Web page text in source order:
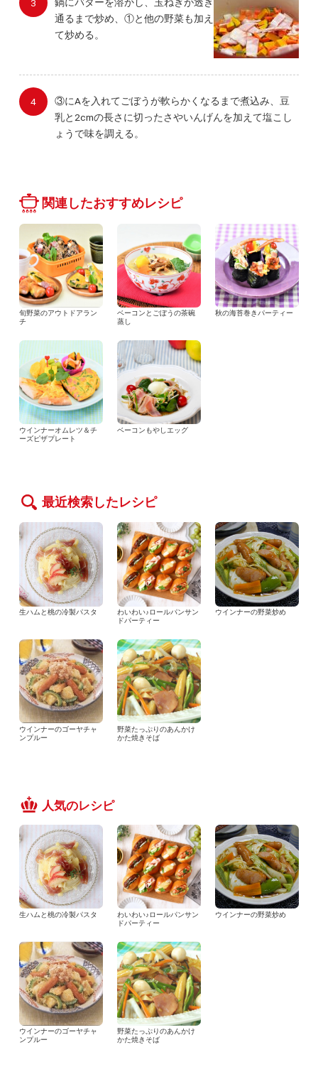
通るまで炒め、①と他の野菜も加え
て炒める。
③にAを入れてごぼうが軟らかくなるまで煮込み、豆
乳と2cmの長さに切ったさやいんげんを加えて塩こし
ょうで味を調える。
関連したおすすめレシピ
旬野菜のアウトドアラン
チ
ベーコンとごぼうの茶碗
蒸し
秋の海苔巻きパーティー
ウインナーオムレツ＆チ
ーズピザプレート
ベーコンもやしエッグ
最近検索したレシピ
生ハムと桃の冷製パスタ
わいわい♪ロールパンサン
ドパーティー
ウインナーの野菜炒め
ウインナーのゴーヤチャ
ンプルー
野菜たっぷりのあんかけ
かた焼きそば
人気のレシピ
生ハムと桃の冷製パスタ
わいわい♪ロールパンサン
ドパーティー
ウインナーの野菜炒め
ウインナーのゴーヤチャ
ンプルー
野菜たっぷりのあんかけ
かた焼きそば